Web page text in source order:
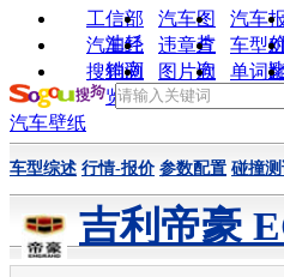
工信部
油耗
汽车图
片
汽车
汽车经
销商
违章查
询
车型
搜狗浏
览器
图片欣
赏
单词
汽车壁纸
车型综述 行情-报价 参数配置 碰撞
吉利帝豪